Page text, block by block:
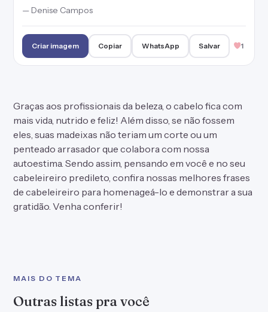
— Denise Campos
Criar imagem Copiar WhatsApp Salvar 1
Graças aos profissionais da beleza, o cabelo fica com
mais vida, nutrido e feliz! Além disso, se não fossem
eles, suas madeixas não teriam um corte ou um
penteado arrasador que colabora com nossa
autoestima. Sendo assim, pensando em você e no seu
cabeleireiro predileto, confira nossas melhores frases
de cabeleireiro para homenageá-lo e demonstrar a sua
gratidão. Venha conferir!
MAIS DO TEMA
Outras listas pra você